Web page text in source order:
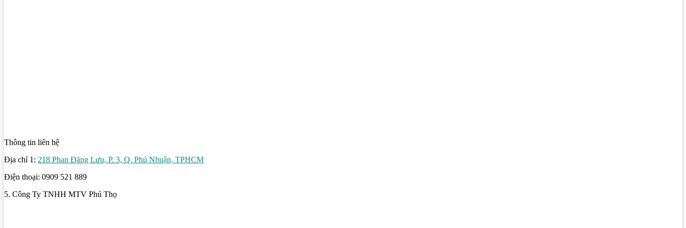
Thông tin liên hệ
Địa chỉ 1: 218 Phan Đăng Lưu, P. 3, Q. Phú Nhuận, TPHCM
Điện thoại: 0909 521 889
5. Công Ty TNHH MTV Phú Thọ